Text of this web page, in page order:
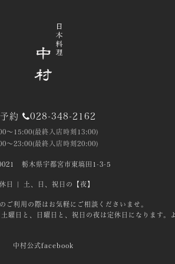
約 028-348-2162
～15:00(最終入店時刻13:00)
～23:00(最終入店時刻20:00)
栃木県宇都宮市東塙田1-3-5
日 | 土、日、祝日の【夜】
ご利用の際はお気軽にご相談くださいませ。
日と、日曜日と、祝日の夜は定休日になります。
中村公式facebook